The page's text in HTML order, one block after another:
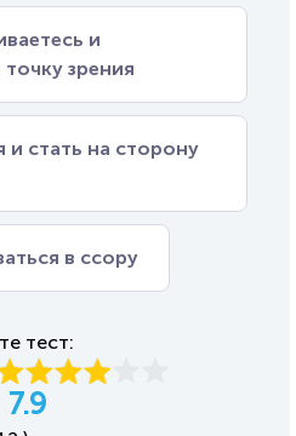
и
зрения
стать на сторону
в ссору
тест:
7.9